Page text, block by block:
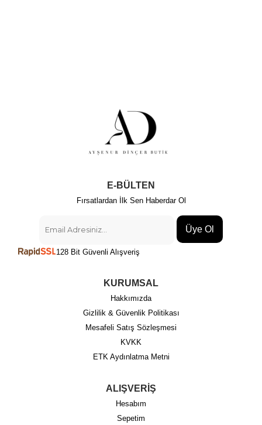
E-BÜLTEN
Fırsatlardan İlk Sen Haberdar Ol
Üye Ol
128 Bit Güvenli Alışveriş
KURUMSAL
Hakkımızda
Gizlilik & Güvenlik Politikası
Mesafeli Satış Sözleşmesi
KVKK
ETK Aydınlatma Metni
ALIŞVERİŞ
Hesabım
Sepetim